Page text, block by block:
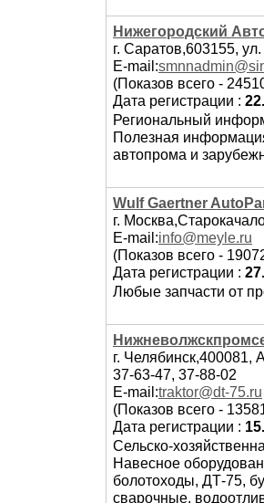
Нижегородский
г. Саратов,603155,
E-mail:
(Показов всего -
Дата регистрации :
Региональный
Полезная
автопрома и
Wulf Gaertner
г.
E-mail:info@meyle.ru
(Показов всего -
Дата регистрации :
Любые запчасти от
г. Челябинск,400081,
37-63-47, 37-88-02
E-mail:traktor@dt-75.ru
(Показов всего -
Дата регистрации :
Сельско-
Навесное
болотоходы, ДТ-75,
сварочные,